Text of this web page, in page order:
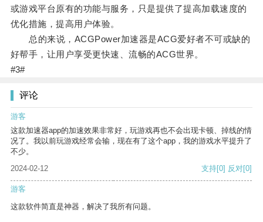
或游戏平台原有的功能与服务，只是提供了提高加载速度的
优化措施，提高用户体验。
总的来说，ACGPower加速器是ACG爱好者不可或缺的
好帮手，让用户享受更快速、流畅的ACG世界。
#3#
评论
游客
这款加速器app的加速效果非常好，玩游戏再也不会出现卡顿、掉线的情
况了。我以前玩游戏经常会输，现在有了这个app，我的游戏水平提升了
不少。
2024-02-12
支持[0] 反对[0]
游客
这款软件简直是神器，解决了我所有问题。